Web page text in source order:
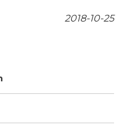
2018-10-25